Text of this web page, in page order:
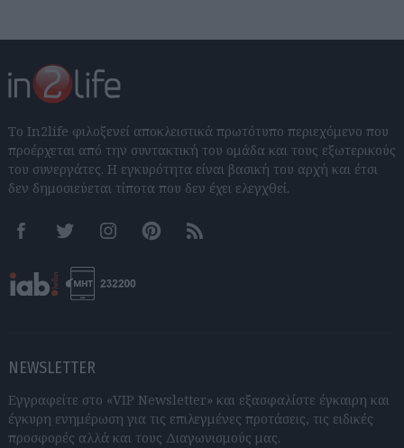
Το In2life φιλοξενεί αποκλειστικά πρωτότυπο περιεχόμενο που
προέρχεται από την συντακτική του ομάδα και τους εξωτερικούς
του συνεργάτες. Η εγκυρότητα είναι βασική του αρχή και έτσι
δεν δημοσιεύεται τίποτα που δεν έχει ελεγχθεί.
FacebookTwitter InstagramPinterestRSS feeds
NEWSLETTER
Εγγραφείτε στο «VIP Newsletter» και εξασφαλίστε έγκαιρη και
έγκυρη ενημέρωση για τις επιλεγμένες προτάσεις, τις ειδικές
προσφορές αλλά και τους Διαγωνισμούς μας.